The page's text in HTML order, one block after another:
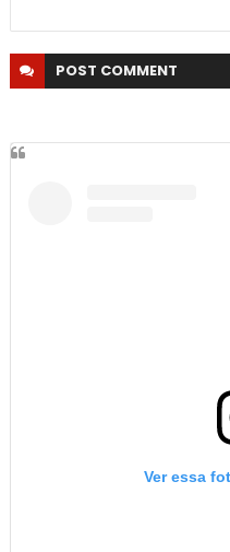
POST COMMENT
Ver essa